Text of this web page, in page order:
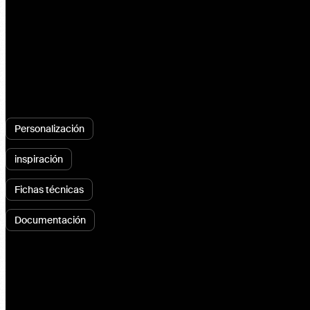
Personalización
inspiración
Fichas técnicas
Documentación